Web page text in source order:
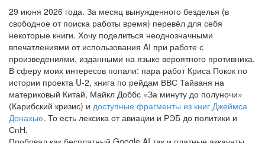
29 июня 2026 года. За месяц вынужденного безделья (в
свободное от поиска работы время) перевёл для себя
некоторые книги. Хочу поделиться неоднозначными
впечатлениями от использования AI при работе с
произведениями, изданными на языке вероятного противника.
В сферу моих интересов попали: пара работ Криса Покок по
истории проекта U-2, книга по рейдам ВВС Тайваня на
материковый Китай, Майкл Доббс «За минуту до полуночи»
(Карибский кризис) и доступные фрагменты из книг Джеймса
Донахью. То есть лексика от авиации и РЭБ до политики и
СпН.